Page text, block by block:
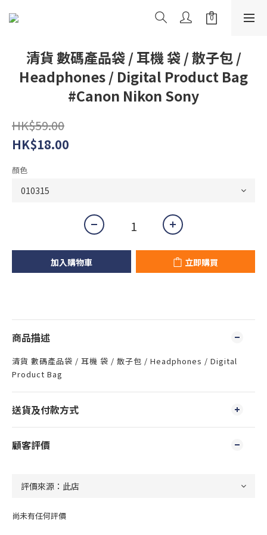
清貨 數碼產品袋 / 耳機 袋 / 散子包 /
Headphones / Digital Product Bag
#Canon Nikon Sony
HK$59.00
HK$18.00
顏色
加入購物車 立即購買
商品描述
清貨 數碼產品袋 / 耳機 袋 / 散子包 / Headphones / Digital
Product Bag
送貨及付款方式
顧客評價
尚未有任何評價